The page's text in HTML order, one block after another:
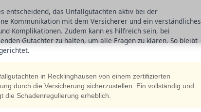
entscheidend, das Unfallgutachten aktiv bei der
Kommunikation mit dem Versicherer und ein verständliches
Komplikationen. Zudem kann es hilfreich sein, bei
Gutachter zu halten, um alle Fragen zu klären. So bleibt
in Recklinghausen von einem zertifizierten
durch die Versicherung sicherzustellen. Ein vollständig und
die Schadenregulierung erheblich.